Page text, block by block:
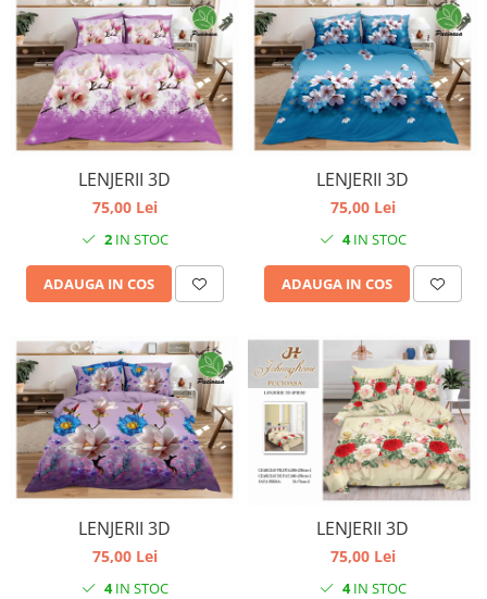
LENJERII 3D
75,00 Lei
2IN STOC
ADAUGA IN COS
LENJERII 3D
75,00 Lei
4IN STOC
ADAUGA IN COS
LENJERII 3D
75,00 Lei
4IN STOC
LENJERII 3D
75,00 Lei
4IN STOC